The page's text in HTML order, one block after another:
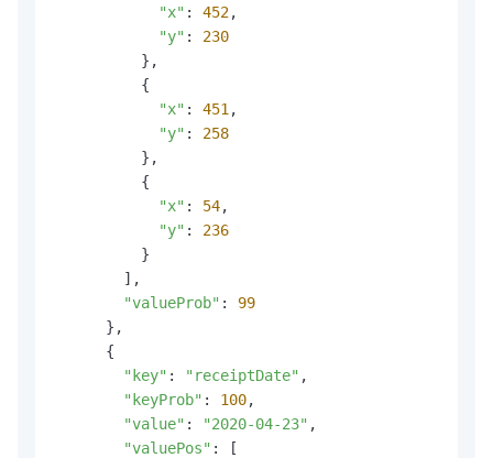
"x" : 452,
"y" : 230
          },
          {
"x" : 451 ,
"y" : 258
          },
          {
"x" : 54,
"y" : 236
          }
        ],
"valueProb" : 99
      },
      {
"key" : "receiptDate" ,
"keyProb" : 100,
"value" : "2020-04-23" ,
"valuePos" : [